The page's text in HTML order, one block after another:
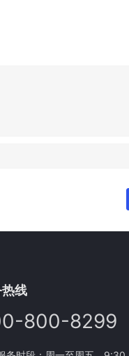
线
800-8299